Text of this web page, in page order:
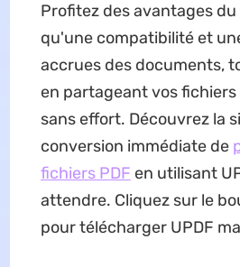
Profitez des avantages
qu'une compatibilité et
accrues des documents,
en partageant vos
sans effort. Découvrez la
conversion immédiate de
fichiers PDF en utilisant
attendre. Cliquez sur le
pour télécharger UPDF